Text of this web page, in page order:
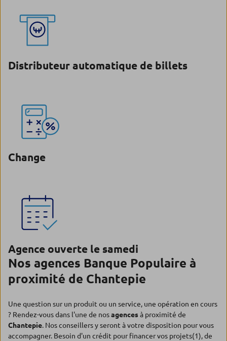
Distributeur automatique de billets
Change
Agence ouverte le samedi
Nos agences Banque Populaire à
proximité de Chantepie
Une question sur un produit ou un service, une opération en cours
? Rendez-vous dans l'une de nosagencesà proximité de
Chantepie. Nos conseillers y seront à votre disposition pour vous
accompagner. Besoin d'un crédit pour financer vos projets(1), de